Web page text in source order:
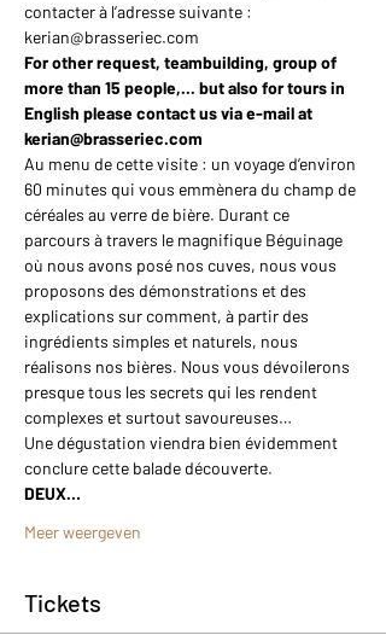
contacter à l’adresse suivante :
kerian@brasseriec.com
For other request, teambuilding, group of
more than 15 people,... but also for tours in
English please contact us via e-mail at
kerian@brasseriec.com
Au menu de cette visite : un voyage d’environ
60 minutes qui vous emmènera du champ de
céréales au verre de bière. Durant ce
parcours à travers le magnifique Béguinage
où nous avons posé nos cuves, nous vous
proposons des démonstrations et des
explications sur comment, à partir des
ingrédients simples et naturels, nous
réalisons nos bières. Nous vous dévoilerons
presque tous les secrets qui les rendent
complexes et surtout savoureuses…
Une dégustation viendra bien évidemment
conclure cette balade découverte.
DEUX…
Meer weergeven
Tickets